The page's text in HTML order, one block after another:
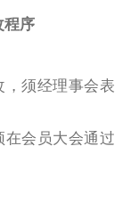
程序
须经理事会表
会员大会通过